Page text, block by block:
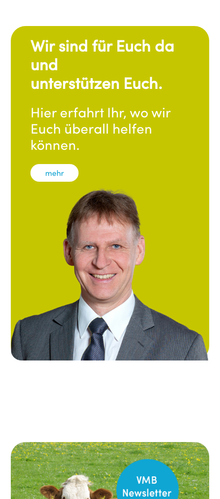
Wir sind für Euch da
und
unterstützen Euch.
Hier erfahrt Ihr, wo wir
Euch überall helfen
können.
mehr